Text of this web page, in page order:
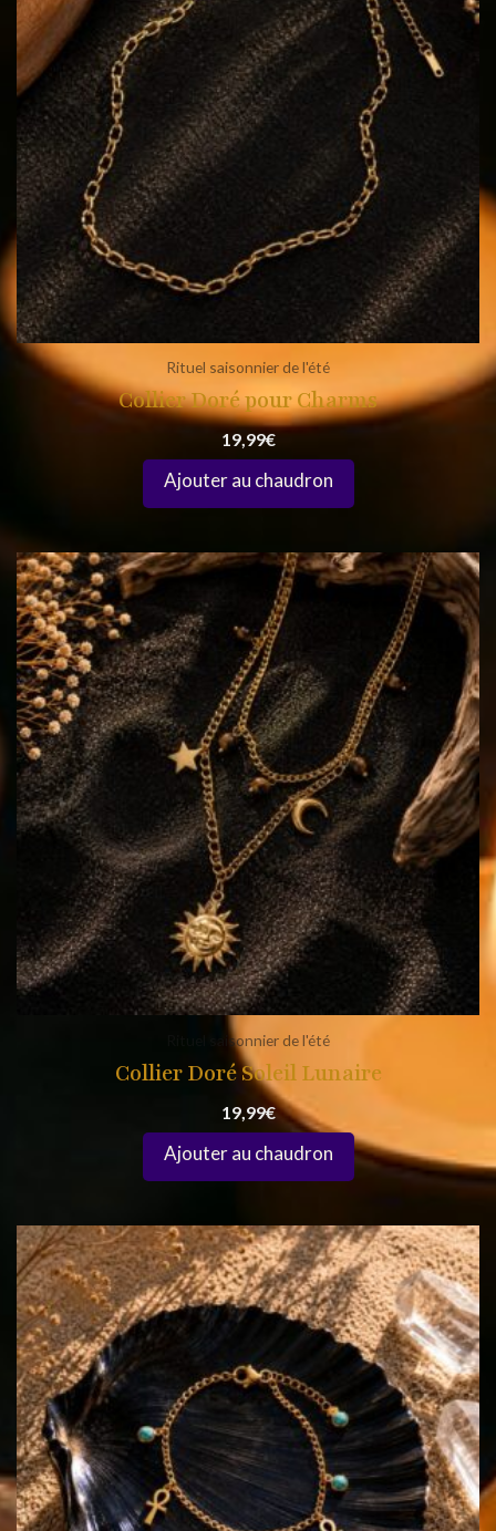
Rituel saisonnier de l'été
Collier Doré pour Charms
19,99€
Rituel saisonnier de l'été
Collier Doré Soleil Lunaire
19,99€